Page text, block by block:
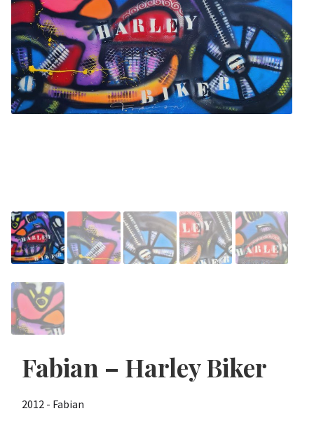
Fabian – Harley Biker
2012 - Fabian